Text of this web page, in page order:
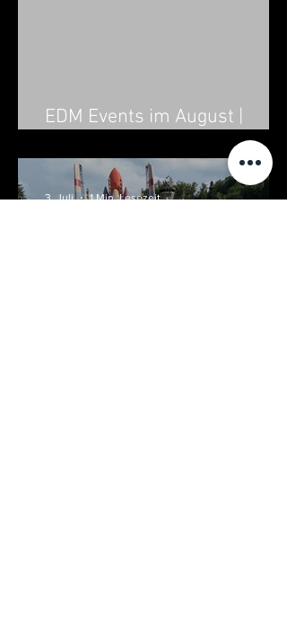
EDM Events im August |
Veranstaltungen in Österreich
3. Juli 1 Min. Lesezeit